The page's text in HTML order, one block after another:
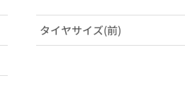
タイヤサイズ(前)